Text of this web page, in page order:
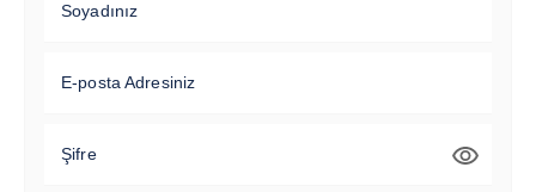
Soyadınız
E-posta Adresiniz
Şifre